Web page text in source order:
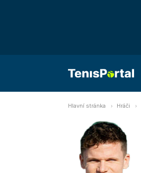
Hlavní stránka Hráči